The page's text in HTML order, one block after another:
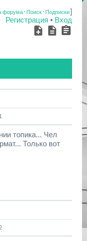
форума·Поиск·Подписки]
Регистрация • Вход
1
топика... Чел
Только вот